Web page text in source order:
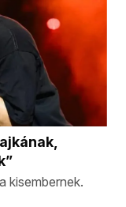
kisembernek.